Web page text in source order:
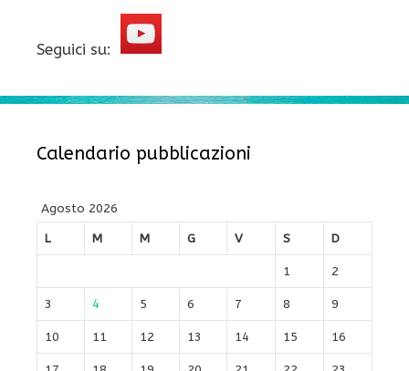
Seguici su:
Calendario pubblicazioni
Agosto 2026
L
M M G V S D
1 2
3 4 5 6 7 8 9
10 11 12 13 14 15 16